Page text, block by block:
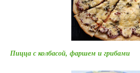
Пицца с колбасой, фаршем и грибами